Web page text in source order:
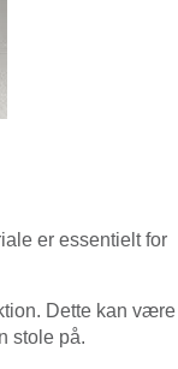
er essentielt for
Dette kan
stole på.